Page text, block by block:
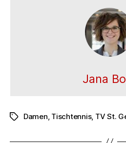
Jana
Schlagwörter
Damen, Tischtennis, TV St.